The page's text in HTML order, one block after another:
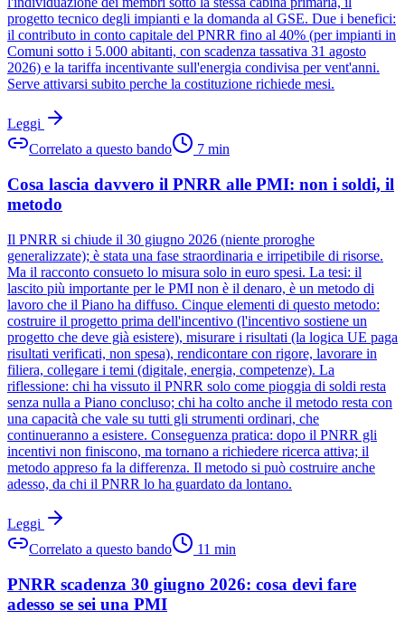
progetto tecnico degli impianti e la domanda al GSE. Due i benefici:
il contributo in conto capitale del PNRR fino al 40% (per impianti in
Comuni sotto i 5.000 abitanti, con scadenza tassativa 31 agosto
2026) e la tariffa incentivante sull'energia condivisa per vent'anni.
Serve attivarsi subito perche la costituzione richiede mesi.
Leggi
Correlato a questo bando
7 min
Cosa lascia davvero il PNRR alle PMI: non i soldi, il
metodo
Il PNRR si chiude il 30 giugno 2026 (niente proroghe
generalizzate); è stata una fase straordinaria e irripetibile di risorse.
Ma il racconto consueto lo misura solo in euro spesi. La tesi: il
lascito più importante per le PMI non è il denaro, è un metodo di
lavoro che il Piano ha diffuso. Cinque elementi di questo metodo:
costruire il progetto prima dell'incentivo (l'incentivo sostiene un
progetto che deve già esistere), misurare i risultati (la logica UE paga
risultati verificati, non spesa), rendicontare con rigore, lavorare in
filiera, collegare i temi (digitale, energia, competenze). La
riflessione: chi ha vissuto il PNRR solo come pioggia di soldi resta
senza nulla a Piano concluso; chi ha colto anche il metodo resta con
una capacità che vale su tutti gli strumenti ordinari, che
continueranno a esistere. Conseguenza pratica: dopo il PNRR gli
incentivi non finiscono, ma tornano a richiedere ricerca attiva; il
metodo appreso fa la differenza. Il metodo si può costruire anche
adesso, da chi il PNRR lo ha guardato da lontano.
Leggi
Correlato a questo bando
11 min
PNRR scadenza 30 giugno 2026: cosa devi fare
adesso se sei una PMI